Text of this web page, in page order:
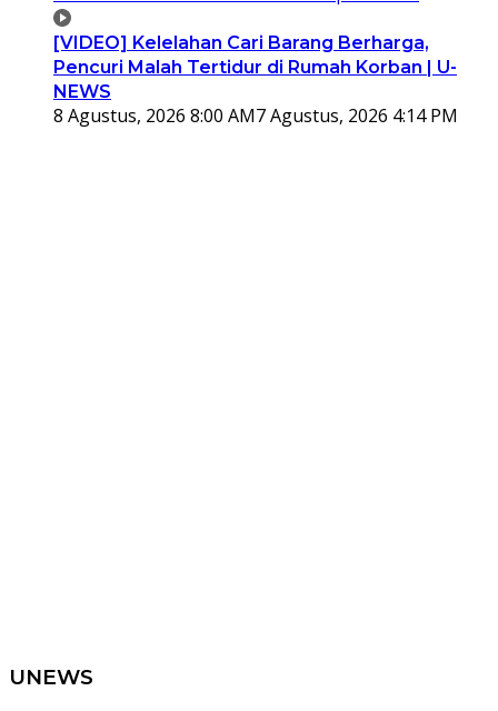
[VIDEO] Kelelahan Cari Barang Berharga,
Pencuri Malah Tertidur di Rumah Korban | U-
NEWS
8 Agustus, 2026 8:00 AM7 Agustus, 2026 4:14 PM
UNEWS